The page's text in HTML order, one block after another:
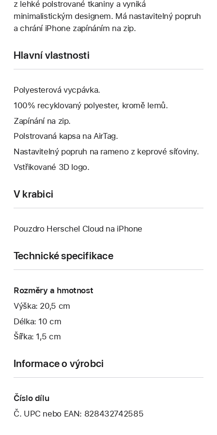
z lehké polstrované tkaniny a vyniká
minimalistickým designem. Má nastavitelný popruh
a chrání iPhone zapínáním na zip.
Hlavní vlastnosti
Polyesterová vycpávka.
100% recyklovaný polyester, kromě lemů.
Zapínání na zip.
Polstrovaná kapsa na AirTag.
Nastavitelný popruh na rameno z keprové síťoviny.
Vstřikované 3D logo.
V krabici
Pouzdro Herschel Cloud na iPhone
Technické specifikace
Rozměry a hmotnost
Výška: 20,5 cm
Délka: 10 cm
Šířka: 1,5 cm
Informace o výrobci
Číslo dílu
Č. UPC nebo EAN: 828432742585